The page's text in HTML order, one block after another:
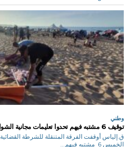
وطني
توقيف 6 مشتبه فيهم تحدوا تعليمات مجانية الشواطئ بعين الترك
ق.إلياس أوقفت الفرقة المتنقلة للشرطة
الخميس 6 مشتبه فيهم...